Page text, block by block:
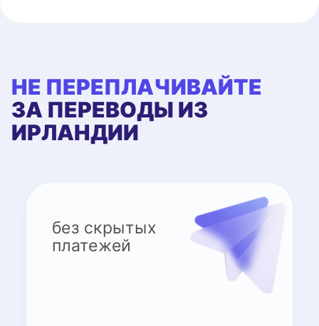
НЕ ПЕРЕПЛАЧИВАЙТЕ
ЗА ПЕРЕВОДЫ ИЗ
ИРЛАНДИИ
без скрытых
платежей